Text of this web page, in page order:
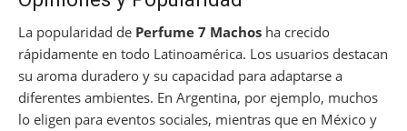
La popularidad de Perfume 7 Machos ha crecido
rápidamente en todo Latinoamérica. Los usuarios destacan
su aroma duradero y su capacidad para adaptarse a
diferentes ambientes. En Argentina, por ejemplo, muchos
lo eligen para eventos sociales, mientras que en México y